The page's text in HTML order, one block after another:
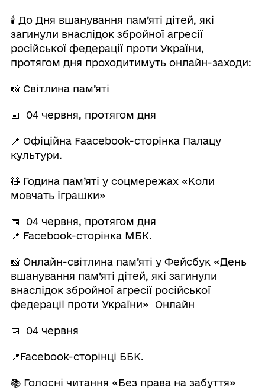
🕯 До Дня вшанування пам’яті дітей, які
загинули внаслідок збройної агресії
російської федерації проти України,
протягом дня проходитимуть онлайн-заходи:
📸 Світлина пам’яті
📅 04 червня, протягом дня
📍 Офіційна Fаacebook-сторінка Палацу
культури.
🧸 Година пам’яті у соцмережах «Коли
мовчать іграшки»
📅 04 червня, протягом дня
📍 Facebook-сторінка МБК.
📸 Онлайн-світлина пам’яті у Фейсбук «День
вшанування пам’яті дітей, які загинули
внаслідок збройної агресії російської
федерації проти України» Онлайн
📅 04 червня
📍Facebook-сторінці ББК.
📚 Голосні читання «Без права на забуття»